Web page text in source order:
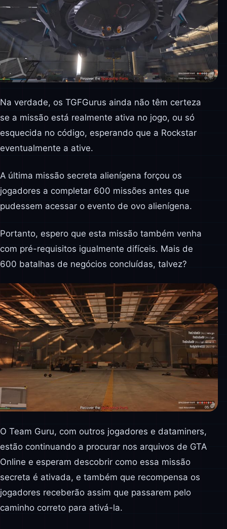
Na verdade, os TGFGurus ainda não têm certeza
se a missão está realmente ativa no jogo, ou só
esquecida no código, esperando que a Rockstar
eventualmente a ative.
A última missão secreta alienígena forçou os
jogadores a completar 600 missões antes que
pudessem acessar o evento de ovo alienígena.
Portanto, espero que esta missão também venha
com pré-requisitos igualmente difíceis. Mais de
600 batalhas de negócios concluídas, talvez?
O Team Guru, com outros jogadores e dataminers,
estão continuando a procurar nos arquivos de GTA
Online e esperam descobrir como essa missão
secreta é ativada, e também que recompensa os
jogadores receberão assim que passarem pelo
caminho correto para ativá-la.